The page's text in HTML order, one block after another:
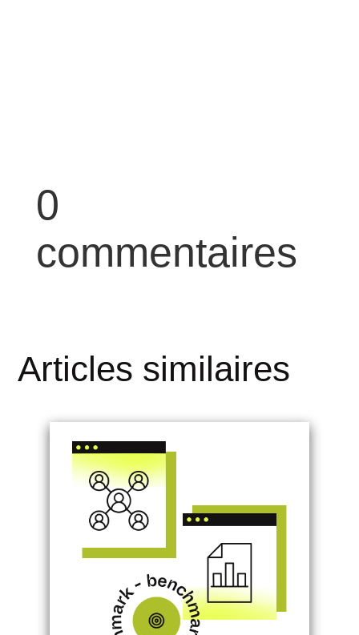
0
commentaires
Articles similaires